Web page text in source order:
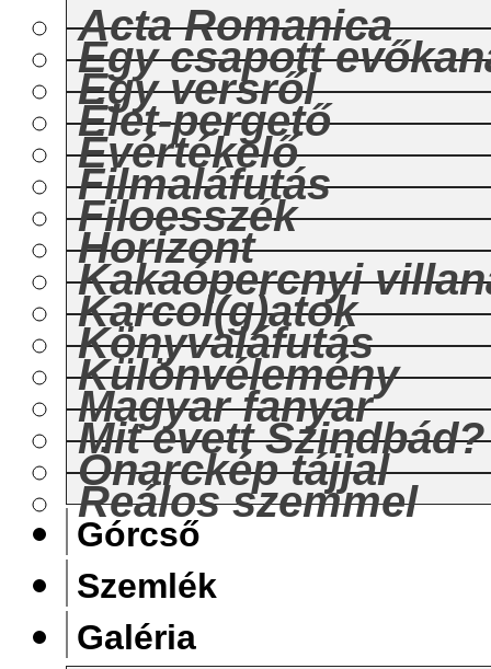
Acta Romanica
Egy csapott
Egy versről
Élet-pergető
Évértékelő
Filmaláfutás
Filoesszék
Horizont
Kakaópercnyi
Karcol(g)atok
Könyvaláfutás
Különvélemény
Magyar fanyar
Mit evett Szindbád?
Önarckép tájjal
Reálos szemmel
Górcső
Szemlék
Galéria